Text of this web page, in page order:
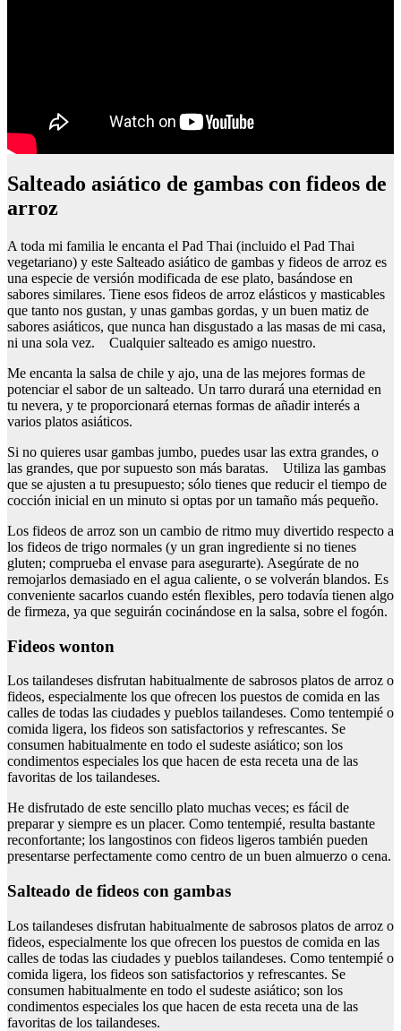
Salteado asiático de gambas con fideos de
arroz
A toda mi familia le encanta el Pad Thai (incluido el Pad Thai
vegetariano) y este Salteado asiático de gambas y fideos de arroz es
una especie de versión modificada de ese plato, basándose en
sabores similares. Tiene esos fideos de arroz elásticos y masticables
que tanto nos gustan, y unas gambas gordas, y un buen matiz de
sabores asiáticos, que nunca han disgustado a las masas de mi casa,
ni una sola vez. Cualquier salteado es amigo nuestro.
Me encanta la salsa de chile y ajo, una de las mejores formas de
potenciar el sabor de un salteado. Un tarro durará una eternidad en
tu nevera, y te proporcionará eternas formas de añadir interés a
varios platos asiáticos.
Si no quieres usar gambas jumbo, puedes usar las extra grandes, o
las grandes, que por supuesto son más baratas. Utiliza las gambas
que se ajusten a tu presupuesto; sólo tienes que reducir el tiempo de
cocción inicial en un minuto si optas por un tamaño más pequeño.
Los fideos de arroz son un cambio de ritmo muy divertido respecto a
los fideos de trigo normales (y un gran ingrediente si no tienes
gluten; comprueba el envase para asegurarte). Asegúrate de no
remojarlos demasiado en el agua caliente, o se volverán blandos. Es
conveniente sacarlos cuando estén flexibles, pero todavía tienen algo
de firmeza, ya que seguirán cocinándose en la salsa, sobre el fogón.
Fideos wonton
Los tailandeses disfrutan habitualmente de sabrosos platos de arroz o
fideos, especialmente los que ofrecen los puestos de comida en las
calles de todas las ciudades y pueblos tailandeses. Como tentempié o
comida ligera, los fideos son satisfactorios y refrescantes. Se
consumen habitualmente en todo el sudeste asiático; son los
condimentos especiales los que hacen de esta receta una de las
favoritas de los tailandeses.
He disfrutado de este sencillo plato muchas veces; es fácil de
preparar y siempre es un placer. Como tentempié, resulta bastante
reconfortante; los langostinos con fideos ligeros también pueden
presentarse perfectamente como centro de un buen almuerzo o cena.
Salteado de fideos con gambas
Los tailandeses disfrutan habitualmente de sabrosos platos de arroz o
fideos, especialmente los que ofrecen los puestos de comida en las
calles de todas las ciudades y pueblos tailandeses. Como tentempié o
comida ligera, los fideos son satisfactorios y refrescantes. Se
consumen habitualmente en todo el sudeste asiático; son los
condimentos especiales los que hacen de esta receta una de las
favoritas de los tailandeses.